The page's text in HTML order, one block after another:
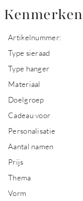
Kenmerken
Artikelnummer:
Type sieraad
Type hanger
Materiaal
Doelgroep
Cadeau voor
Personalisatie
Aantal namen
Prijs
Thema
Vorm